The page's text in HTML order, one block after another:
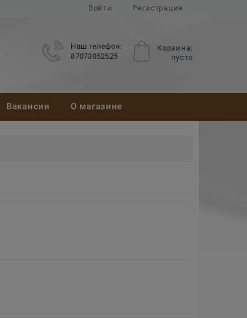
Войти Регистрация
Корзина:
пусто
Наш телефон:
87073052525
Вакансии О магазине